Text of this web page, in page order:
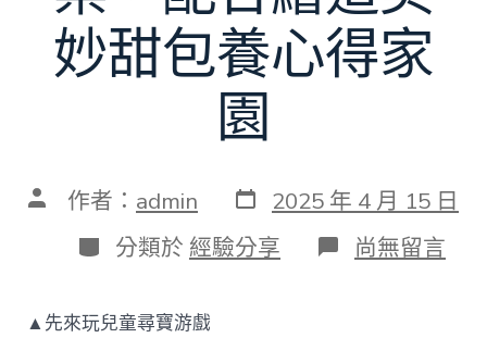
妙甜包養心得家
園
文 作者： admin 發
表
日
期
2025 年 4 月 15 日
分
類
分類於 經驗分享 在
〈鹽
尚無留言
▲先來玩兒童尋寶游戲